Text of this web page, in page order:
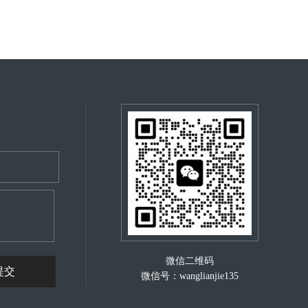
微信二维码
微信号：wanglianjie135